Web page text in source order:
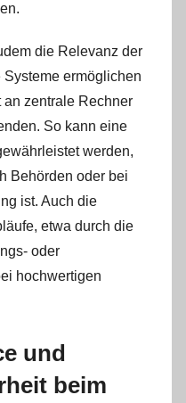
die Relevanz der
ermöglichen
zentrale Rechner
So kann eine
werden,
Behörden oder bei
ist. Auch die
etwa durch die
oder
hochwertigen
und
beim